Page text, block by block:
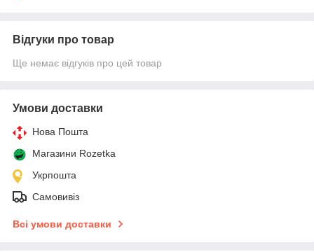
Відгуки про товар
Ще немає відгуків про цей товар
Умови доставки
Нова Пошта
Магазини Rozetka
Укрпошта
Самовивіз
Всі умови доставки